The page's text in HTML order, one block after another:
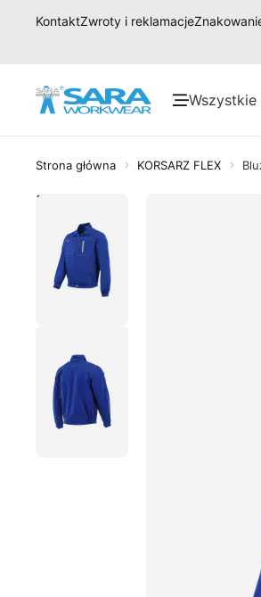
KontaktZwroty i reklamacje
Strona główna KORSARZ FLEX